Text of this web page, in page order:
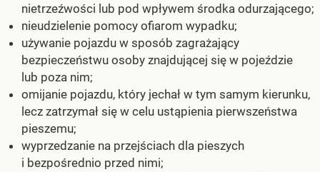
nietrzeźwości lub pod wpływem środka odurzającego;
nieudzielenie pomocy ofiarom wypadku;
używanie pojazdu w sposób zagrażający
bezpieczeństwu osoby znajdującej się w pojeździe
lub poza nim;
omijanie pojazdu, który jechał w tym samym kierunku,
lecz zatrzymał się w celu ustąpienia pierwszeństwa
pieszemu;
wyprzedzanie na przejściach dla pieszych
i bezpośrednio przed nimi;